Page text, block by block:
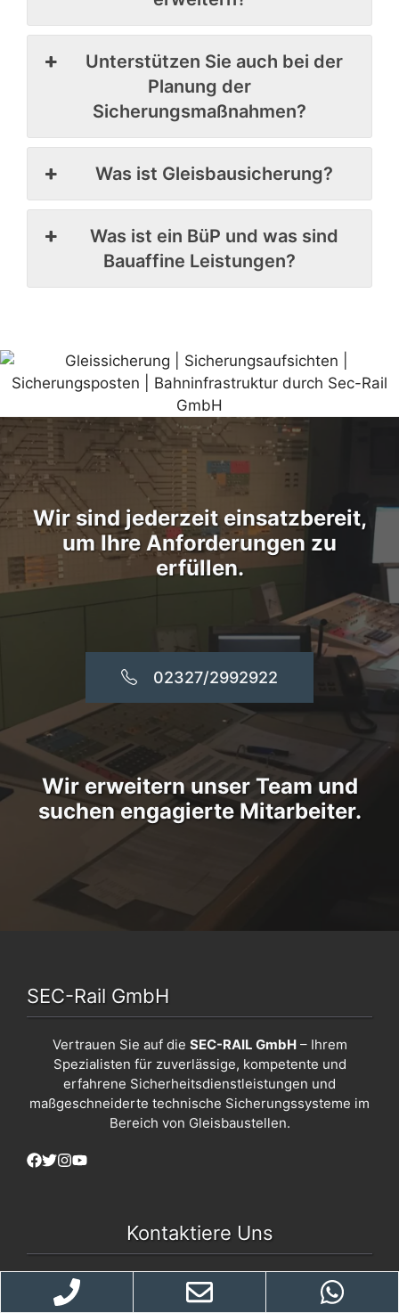
Unterstützen Sie auch bei der
Planung der
Sicherungsmaßnahmen?
Was ist Gleisbausicherung?
Was ist ein BüP und was sind
Bauaffine Leistungen?
Wir sind jederzeit einsatzbereit,
um Ihre Anforderungen zu
erfüllen.
02327/2992922
Wir erweitern unser Team und
suchen engagierte Mitarbeiter.
SEC-Rail GmbH
Vertrauen Sie auf die SEC-RAIL GmbH– Ihrem
Spezialisten für zuverlässige, kompetente und
erfahrene Sicherheitsdienstleistungen und
maßgeschneiderte technische Sicherungssysteme im
Bereich von Gleisbaustellen.
Kontaktiere Uns
info@sec-rail.de